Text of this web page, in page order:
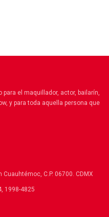
el maquillador, actor, bailarín,
y para toda aquella persona que
C.P. 06700. CDMX
1998-4825